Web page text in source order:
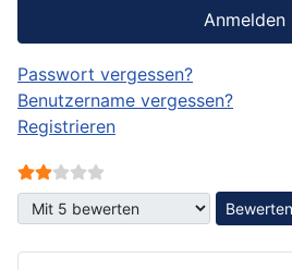
Anmelden
Passwort vergessen?
Benutzername vergessen?
Registrieren
Bewertung:
Bitte bewerten